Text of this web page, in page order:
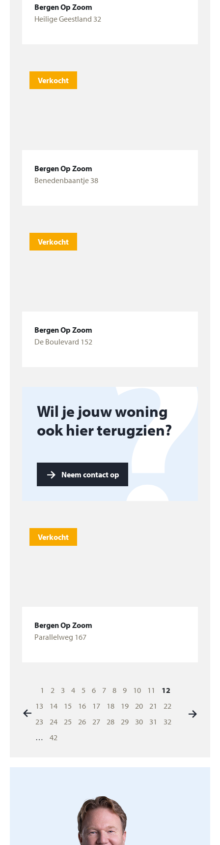
Bergen Op Zoom
Heilige Geestland 32
Verkocht
Bergen Op Zoom
Benedenbaantje 38
Verkocht
Bergen Op Zoom
De Boulevard 152
Wil je jouw woning
ook hier terugzien?
Neem contact op
Verkocht
Bergen Op Zoom
Parallelweg 167
Berichten
paginering
1 2 3 4 5 6 7 8 9 10 11
12
13
14 15 16 17 18 19 20 21
22
23
24 25 26 27 28 29 30 31
32
…
42